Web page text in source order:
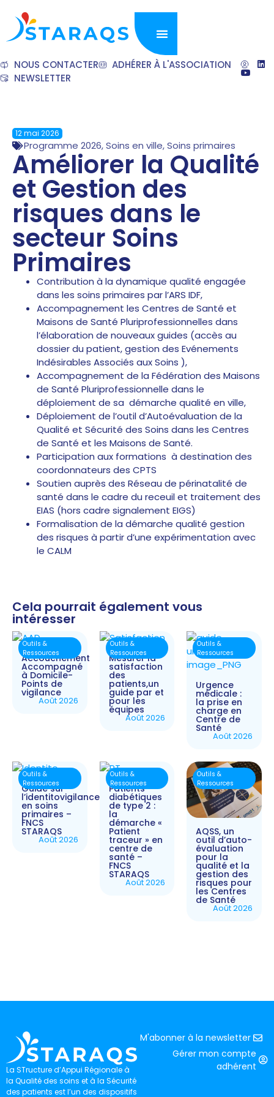
NOUS CONTACTER
ADHÉRER À L'ASSOCIATION
NEWSLETTER
12 mai 2026
Programme 2026,Soins en ville,Soins primaires
Améliorer la Qualité
et Gestion des
risques dans le
secteur Soins
Primaires
Contribution à la dynamique qualité engagée
dans les soins primaires par l’ARS IDF,
Accompagnement les Centres de Santé et
Maisons de Santé Pluriprofessionnelles dans
l’élaboration de nouveaux guides (accès au
dossier du patient, gestion des Evénements
Indésirables Associés aux Soins ),
Accompagnement de la Fédération des Maisons
de Santé Pluriprofessionnelle dans le
déploiement de sa démarche qualité en ville,
Déploiement de l’outil d’Autoévaluation de la
Qualité et Sécurité des Soins dans les Centres
de Santé et les Maisons de Santé.
Participation aux formations à destination des
coordonnateurs des CPTS​
Soutien auprès des Réseau de périnatalité de
santé dans le cadre du receuil et traitement des
EIAS (hors cadre signalement EIGS)
Formalisation de la démarche qualité gestion
des risques à partir d’une expérimentation avec
le CALM
Cela pourrait également vous
intéresser
Accouchement
Accompagné
à Domicile-
Points de
vigilance
Août 2026
Outils &
Ressources
Mesurer la
satisfaction
des
patients,un
guide par et
pour les
équipes
Août 2026
Outils &
Ressources
Urgence
médicale :
la prise en
charge en
Centre de
Santé
Août 2026
Outils &
Ressources
Guide sur
l’identitovigilance
en soins
primaires –
FNCS
STARAQS
Août 2026
Outils &
Ressources
Patients
diabétiques
de type 2 :
la
démarche «
Patient
traceur » en
centre de
santé –
FNCS
STARAQS
Août 2026
Outils &
Ressources
AQSS, un
outil d’auto-
évaluation
pour la
qualité et la
gestion des
risques pour
les Centres
de Santé
Août 2026
Outils &
Ressources
La STructure d’Appui Régionale à
la Qualité des soins et à la Sécurité
des patients est l’un des dispositifs
M'abonner à la newsletter
Gérer mon compte
adhérent